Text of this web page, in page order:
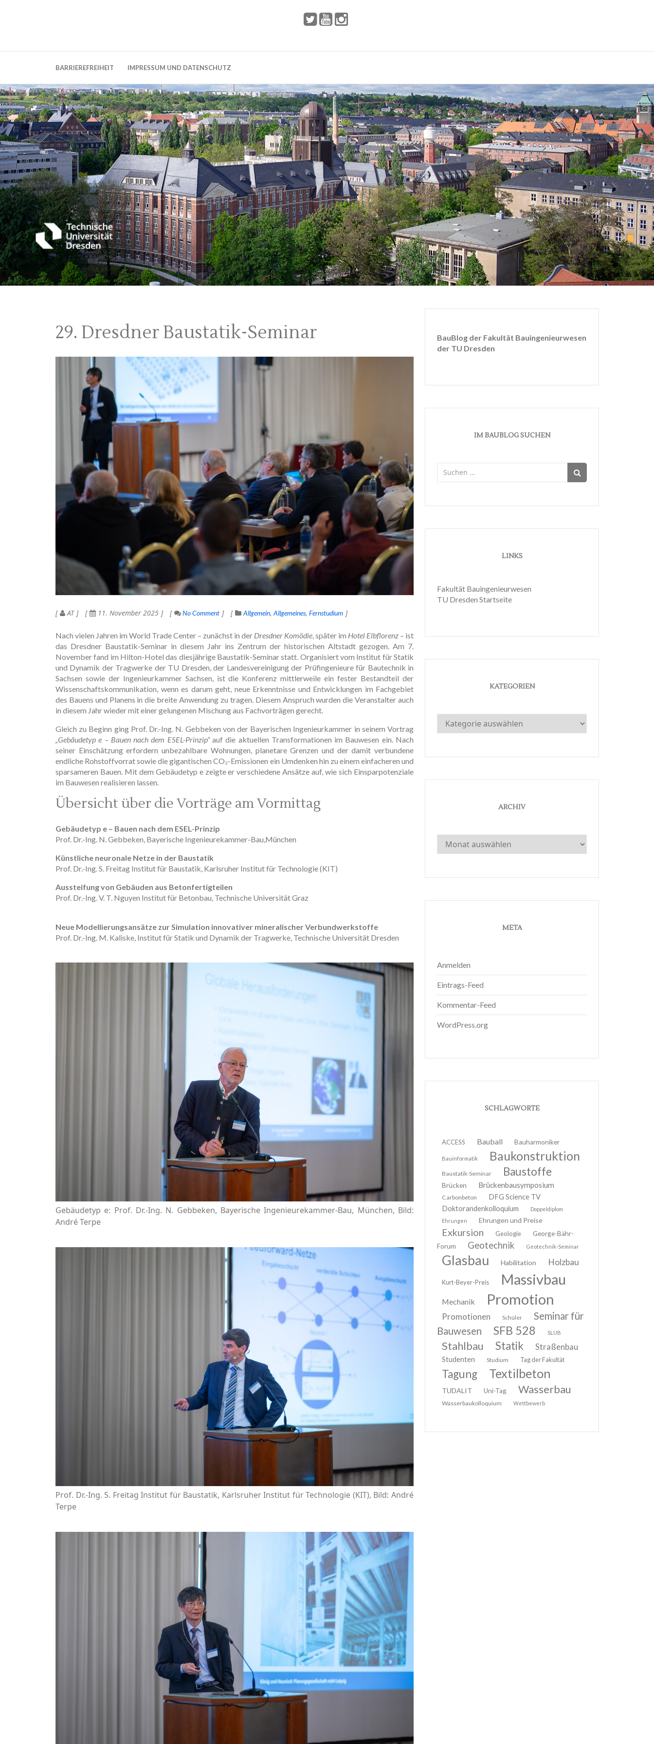
BARRIEREFREIHEIT IMPRESSUM UND DATENSCHUTZ
29. Dresdner Baustatik-Seminar
AT 11. November 2025 No Comment Allgemein Allgemeines Fernstudium
Nach vielen Jahren im World Trade Center – zunächst in der Dresdner Komödie, später im Hotel Elbflorenz – ist
das Dresdner Baustatik-Seminar in diesem Jahr ins Zentrum der historischen Altstadt gezogen. Am 7.
November fand im Hilton-Hotel das diesjährige Baustatik-Seminar statt. Organisiert vom Institut für Statik
und Dynamik der Tragwerke der TU Dresden, der Landesvereinigung der Prüfingenieure für Bautechnik in
Sachsen sowie der Ingenieurkammer Sachsen, ist die Konferenz mittlerweile ein fester Bestandteil der
Wissenschaftskommunikation, wenn es darum geht, neue Erkenntnisse und Entwicklungen im Fachgebiet
des Bauens und Planens in die breite Anwendung zu tragen. Diesem Anspruch wurden die Veranstalter auch
in diesem Jahr wieder mit einer gelungenen Mischung aus Fachvorträgen gerecht.
Gleich zu Beginn ging Prof. Dr.-Ing. N. Gebbeken von der Bayerischen Ingenieurkammer in seinem Vortrag
„Gebäudetyp e – Bauen nach dem ESEL-Prinzip“auf die aktuellen Transformationen im Bauwesen ein. Nach
seiner Einschätzung erfordern unbezahlbare Wohnungen, planetare Grenzen und der damit verbundene
endliche Rohstoffvorrat sowie die gigantischen CO₂-Emissionen ein Umdenken hin zu einem einfacheren und
sparsameren Bauen. Mit dem Gebäudetyp e zeigte er verschiedene Ansätze auf, wie sich Einsparpotenziale
im Bauwesen realisieren lassen.
Übersicht über die Vorträge am Vormittag
Gebäudetyp e – Bauen nach dem ESEL-Prinzip
Prof. Dr.-Ing. N. Gebbeken, Bayerische Ingenieurekammer-Bau,München
Künstliche neuronale Netze in der Baustatik
Prof. Dr.-Ing. S. Freitag Institut für Baustatik, Karlsruher Institut für Technologie (KIT)
Aussteifung von Gebäuden aus Betonfertigteilen
Prof. Dr.-Ing. V. T. Nguyen Institut für Betonbau, Technische Universität Graz
Neue Modellierungsansätze zur Simulation innovativer mineralischer Verbundwerkstoffe
Prof. Dr.-Ing. M. Kaliske, Institut für Statik und Dynamik der Tragwerke, Technische Universität Dresden
Gebäudetyp e: Prof. Dr.-Ing. N. Gebbeken, Bayerische Ingenieurekammer-Bau, München, Bild:
André Terpe
Prof. Dr.-Ing. S. Freitag Institut für Baustatik, Karlsruher Institut für Technologie (KIT), Bild: André
Terpe
BauBlog der Fakultät Bauingenieurwesen
der TU Dresden
IM BAUBLOG SUCHEN
nach:
LINKS
Fakultät Bauingenieurwesen
TU Dresden Startseite
KATEGORIEN
Kategorien
ARCHIV
Archiv
META
Anmelden
Eintrags-Feed
Kommentar-Feed
WordPress.org
SCHLAGWORTE
ACCESS Bauball Bauharmoniker
Bauinformatik Baukonstruktion
Baustatik-Seminar Baustoffe
Brücken Brückenbausymposium
Carbonbeton
DFG Science TV
Doktorandenkolloquium
Doppeldiplom
Ehrungen
Ehrungen und Preise
Exkursion Geologie
George-Bähr-
Forum
Geotechnik Geotechnik-Seminar
Glasbau Habilitation Holzbau
Kurt-Beyer-Preis Massivbau
Mechanik Promotion
Promotionen Schüler
Seminar für
Bauwesen
SFB 528 SLUB
Stahlbau Statik Straßenbau
Studenten Studium Tag der Fakultät
Tagung Textilbeton
TUDALIT Uni-Tag Wasserbau
Wasserbaukolloquium Wettbewerb